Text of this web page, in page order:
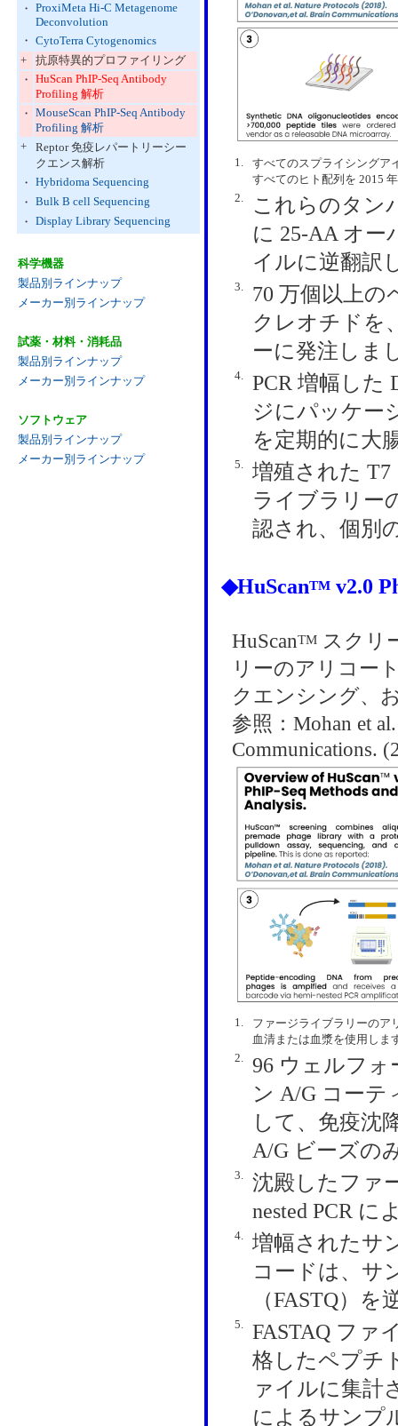
・ ProxiMeta Hi-C Metagenome
Deconvolution
・ CytoTerra Cytogenomics
+
抗原特異的プロファイリング
・ HuScan PhIP-Seq Antibody
Profiling 解析
・ MouseScan PhIP-Seq Antibody
Profiling 解析
+
Reptor 免疫レパートリーシー
クエンス解析
・ Hybridoma Sequencing
・ Bulk B cell Sequencing
・ Display Library Sequencing
科学機器
製品別ラインナップ
メーカー別ラインナップ
試薬・材料・消耗品
製品別ラインナップ
メーカー別ラインナップ
ソフトウェア
製品別ラインナップ
メーカー別ラインナップ
1.
すべてのスプライシングア
すべてのヒト配列を 2015
2.
これらのタン
に 25-AA オ
イルに逆翻訳
3.
70 万個以上
クレオチドを
ーに発注しま
4.
PCR 増幅した
ジにパッケー
を定期的に大
5.
増殖された
ライブラリー
認され、個別
◆HuScanTM v2.0
HuScanTM スクリ
リーのアリコー
クエンシング、
参照：Mohan et
Communications.
1.
ファージライブラリーのア
血清または血漿を使用しま
2.
96 ウェルフ
ン A/G コー
して、免疫沈
A/G ビーズの
3.
沈殿したファ
nested PCR
4.
増幅されたサ
コードは、サ
（FASTQ）
5.
FASTAQ ファ
格したペプチ
ァイルに集計
によるサンプ